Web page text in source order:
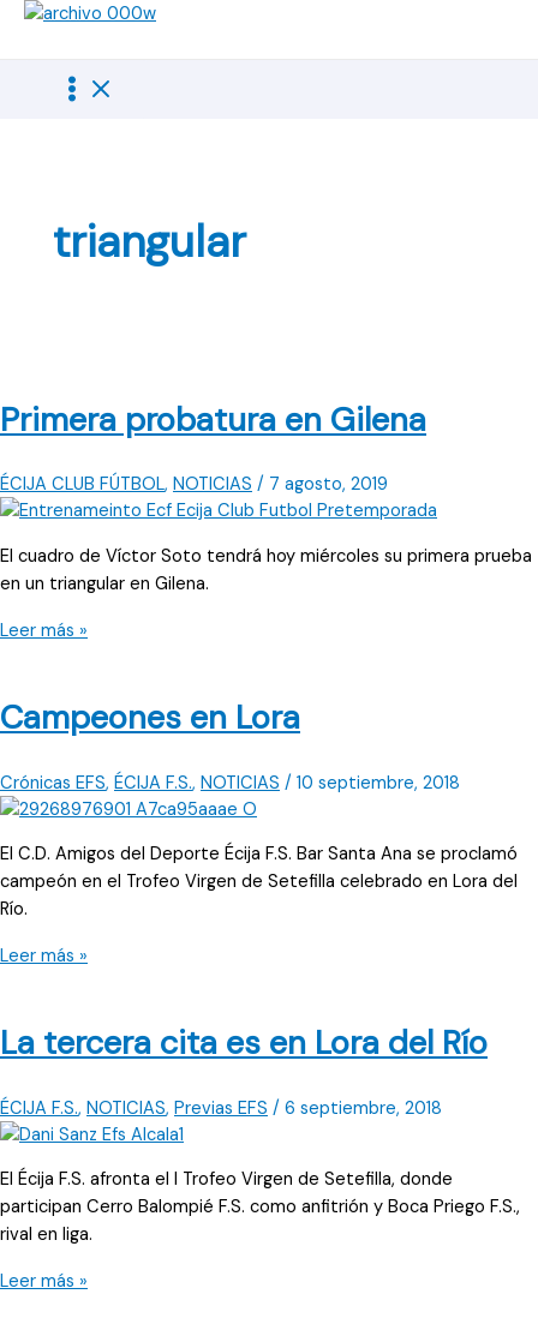
triangular
Primera probatura en Gilena
ÉCIJA CLUB FÚTBOL, NOTICIAS / 7 agosto, 2019
El cuadro de Víctor Soto tendrá hoy miércoles su primera prueba
en un triangular en Gilena.
Primera
Gilena
Leer más »
Campeones en Lora
Crónicas EFS, ÉCIJA F.S., NOTICIAS / 10 septiembre, 2018
El C.D. Amigos del Deporte Écija F.S. Bar Santa Ana se proclamó
campeón en el Trofeo Virgen de Setefilla celebrado en Lora del
Río.
Campeones
Leer más »
La tercera cita es en Lora del Río
ÉCIJA F.S., NOTICIAS, Previas EFS / 6 septiembre, 2018
El Écija F.S. afronta el I Trofeo Virgen de Setefilla, donde
participan Cerro Balompié F.S. como anfitrión y Boca Priego F.S.,
rival en liga.
La
Leer más »